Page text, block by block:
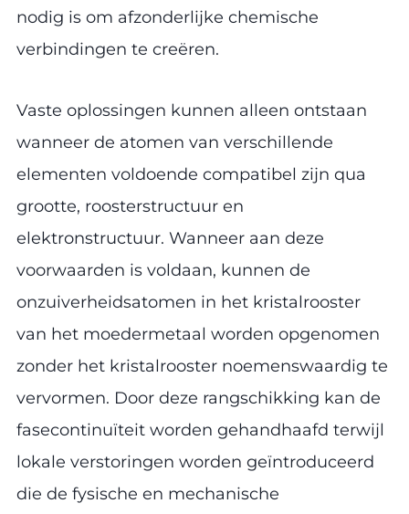
nodig is om afzonderlijke chemische
verbindingen te creëren.
Vaste oplossingen kunnen alleen ontstaan
wanneer de atomen van verschillende
elementen voldoende compatibel zijn qua
grootte, roosterstructuur en
elektronstructuur. Wanneer aan deze
voorwaarden is voldaan, kunnen de
onzuiverheidsatomen in het kristalrooster
van het moedermetaal worden opgenomen
zonder het kristalrooster noemenswaardig te
vervormen. Door deze rangschikking kan de
fasecontinuïteit worden gehandhaafd terwijl
lokale verstoringen worden geïntroduceerd
die de fysische en mechanische